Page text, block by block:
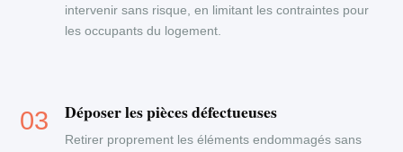
intervenir sans risque, en limitant les contraintes pour
les occupants du logement.
Déposer les pièces défectueuses
Retirer proprement les éléments endommagés sans